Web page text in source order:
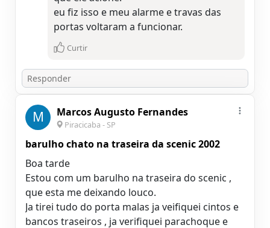
eu fiz isso e meu alarme e travas das
portas voltaram a funcionar.
Curtir
M Marcos Augusto Fernandes
Piracicaba - SP
barulho chato na traseira da scenic 2002
Boa tarde
Estou com um barulho na traseira do scenic ,
que esta me deixando louco.
Ja tirei tudo do porta malas ja veifiquei cintos e
bancos traseiros , ja verifiquei parachoque e